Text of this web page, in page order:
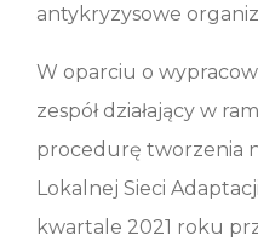
antykryzysowe
W oparciu o
zespół działający w
procedurę tworzenia
Lokalnej Sieci
kwartale 2021 roku